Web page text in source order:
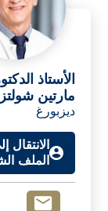
الأستاذ
مارتين شولتز
ديزبورغ
الانتقال
الملف